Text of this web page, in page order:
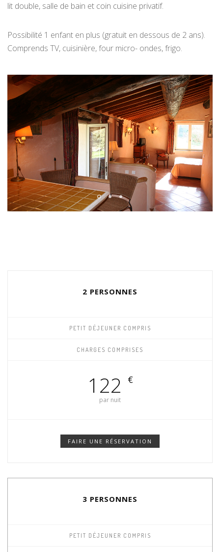
lit double, salle de bain et coin cuisine privatif.
Possibilité 1 enfant en plus (gratuit en dessous de 2 ans).
Comprends TV, cuisinière, four micro- ondes, frigo.
2 PERSONNES
PETIT DÉJEUNER COMPRIS
CHARGES COMPRISES
122 €
par nuit
FAIRE UNE RÉSERVATION
3 PERSONNES
PETIT DÉJEUNER COMPRIS